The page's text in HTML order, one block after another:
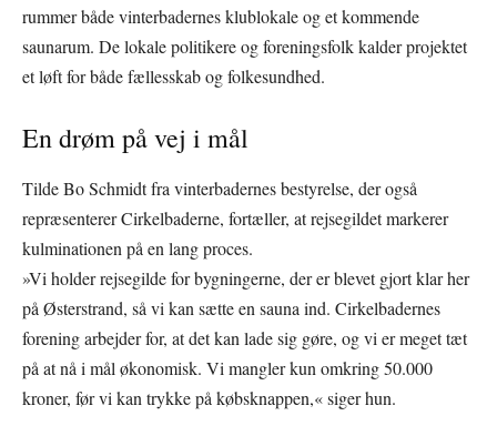
rummer både vinterbadernes klublokale og et kommende
saunarum. De lokale politikere og foreningsfolk kalder projektet
et løft for både fællesskab og folkesundhed.
En drøm på vej i mål
Tilde Bo Schmidt fra vinterbadernes bestyrelse, der også
repræsenterer Cirkelbaderne, fortæller, at rejsegildet markerer
kulminationen på en lang proces.
»Vi holder rejsegilde for bygningerne, der er blevet gjort klar her
på Østerstrand, så vi kan sætte en sauna ind. Cirkelbadernes
forening arbejder for, at det kan lade sig gøre, og vi er meget tæt
på at nå i mål økonomisk. Vi mangler kun omkring 50.000
kroner, før vi kan trykke på købsknappen,« siger hun.